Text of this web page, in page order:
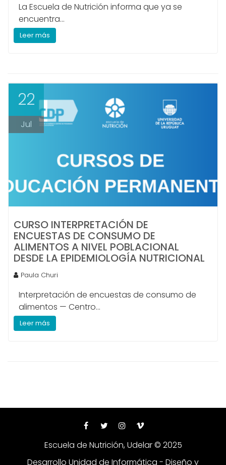
La Escuela de Nutrición informa que ya se
encuentra...
Leer más
22
Jul
CURSO INTERPRETACIÓN DE
ENCUESTAS DE CONSUMO DE
ALIMENTOS A NIVEL POBLACIONAL
DESDE LA EPIDEMIOLOGÍA NUTRICIONAL
Paula Churi
Interpretación de encuestas de consumo de
alimentos — Centro...
Leer más
Escuela de Nutrición, Udelar © 2025
Desarrollo Unidad de Informática - Diseño y